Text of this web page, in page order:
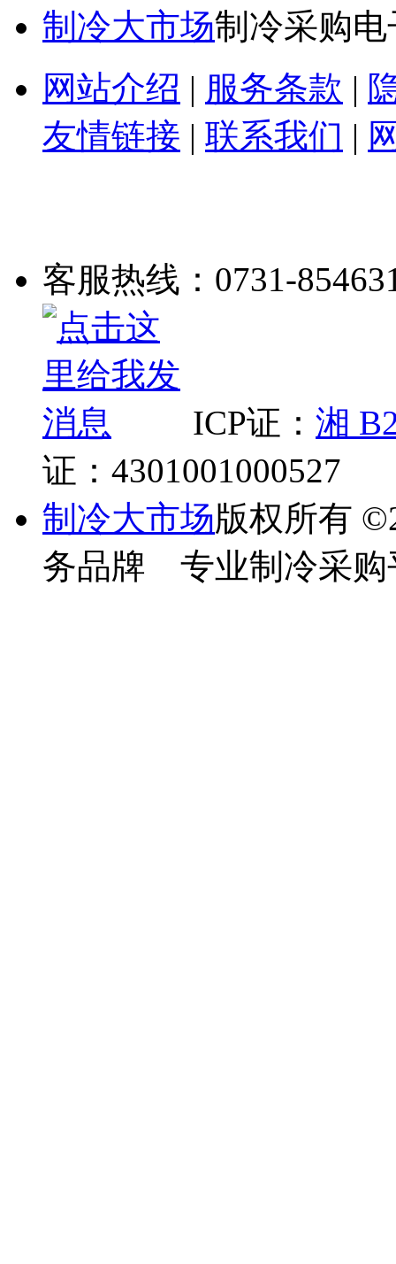
制冷大市场制冷采购
网站介绍 | 服务条款 |
友情链接 | 联系我们 |
客服热线：0731-
ICP证： 湘
证：4301001000527
制冷大市场版权所有 ©
务品牌 专业制冷采购